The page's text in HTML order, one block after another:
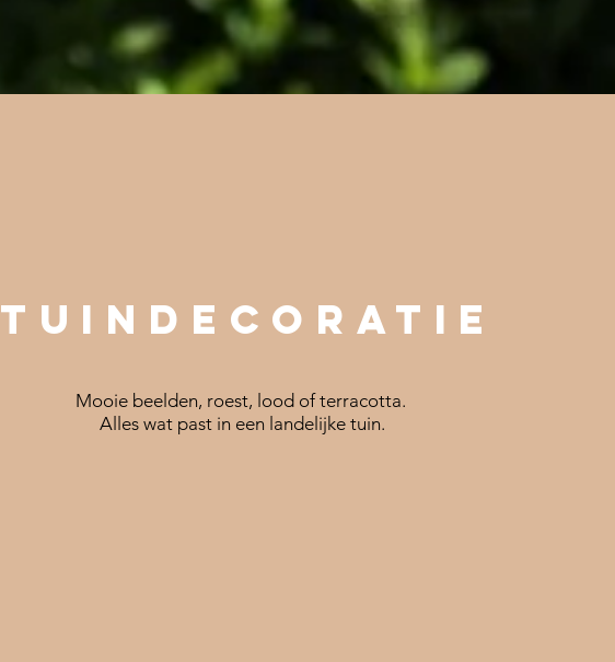
Tuindecoratie
Mooie beelden, roest, lood of terracotta.
Alles wat past in een landelijke tuin.